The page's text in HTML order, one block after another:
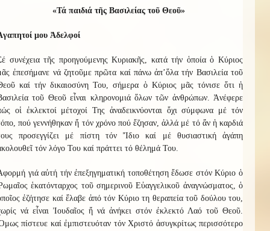
«Τά παιδιά τῆς Βασιλείας τοῦ Θεοῦ»
μου Ἀδελφοί
συνέχεια τῆς προηγούμενης Κυριακῆς, κατά τήν ὁποία ὁ Κύριος
ἐπεσήμανε νά ζητοῦμε πρῶτα καί πάνω ἀπ’ὅλα τήν Βασιλεία τοῦ
καί τήν δικαιοσύνη Του, σήμερα ὁ Κύριος μᾶς τόνισε ὅτι ἡ
τοῦ Θεοῦ εἶναι κληρονομιά ὅλων τῶν ἀνθρώπων. Ἀνέφερε
οἱ ἐκλεκτοί μέτοχοί Της ἀναδεικνύονται ὄχι σύμφωνα μέ τόν
πού γεννήθηκαν ἤ τόν χρόνο πού ἔζησαν, ἀλλά μέ τό ἄν ἡ καρδιά
προσεγγίζει μέ πίστη τόν Ἴδιο καί μέ θυσιαστική ἀγάπη
τόν λόγο Του καί πράττει τό θέλημά Του.
γιά αὐτή τήν ἐπεξηγηματική τοποθέτηση ἔδωσε στόν Κύριο ὁ
ἑκατόνταρχος τοῦ σημερινοῦ Εὐαγγελικοῦ ἀναγνώσματος, ὁ
ἐζήτησε καί ἔλαβε ἀπό τόν Κύριο τη θεραπεία τοῦ δούλου του,
νά εἶναι Ἰουδαῖος ἤ νά ἀνήκει στόν ἐκλεκτό Λαό τοῦ Θεοῦ.
πίστευε καί ἐμπιστευόταν τόν Χριστό ἀσυγκρίτως περισσότερο